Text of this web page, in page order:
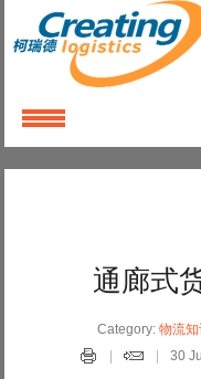
通廊式
Category:物流知
30 Jul
Loginor